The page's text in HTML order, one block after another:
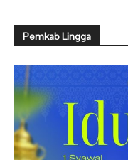
Pemkab Lingga